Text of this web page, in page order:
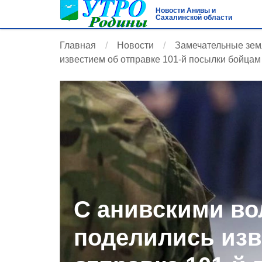
Новости Анивы и
Сахалинской области
Главная Новости
Замечательные
известием об отправке 101-й посылки бойцам
С анивскими
поделились